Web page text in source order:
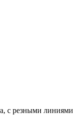
с резными линиями